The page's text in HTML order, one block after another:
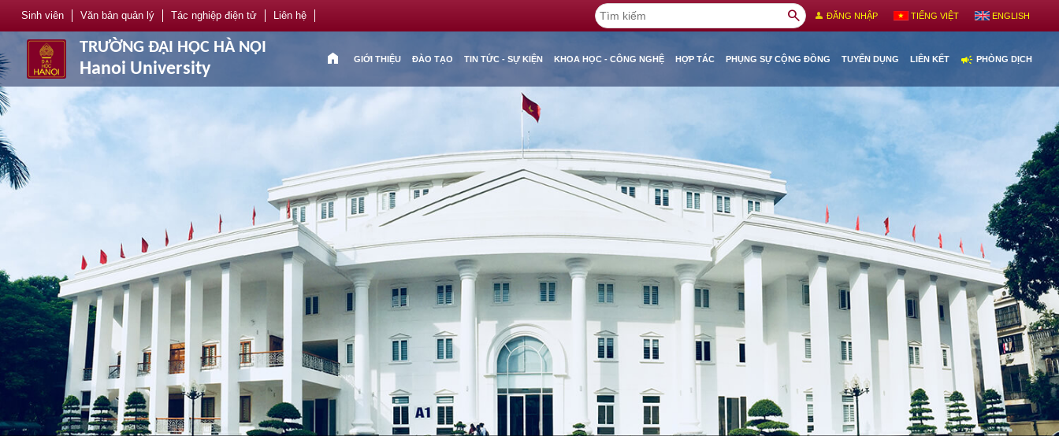
Sinh viên Văn bản quản lý Tác nghiệp điện tử Liên hệ search person ĐĂNG NHẬP TIẾNG VIỆT ENGLISH
TRƯỜNG ĐẠI HỌC HÀ NỘI
Hanoi University
home GIỚI THIỆU ĐÀO TẠO TIN TỨC - SỰ KIỆN KHOA HỌC - CÔNG NGHỆ HỢP TÁC PHỤNG SỰ CỘNG ĐỒNG TUYỂN DỤNG LIÊN KẾT campaign PHÒNG DỊCH